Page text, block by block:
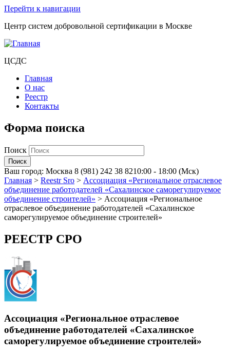
Перейти к навигации
Центр систем добровольной сертификации в Москве
ЦСДС
Главная
О нас
Реестр
Контакты
Форма поиска
Поиск
Ваш город: Москва 8 (981) 242 38 8210:00 - 18:00 (Мск)
Главная > Reestr Sro > Ассоциация «Региональное отраслевое
объединение работодателей «Сахалинское саморегулируемое
объединение строителей» > Ассоциация «Региональное
отраслевое объединение работодателей «Сахалинское
саморегулируемое объединение строителей»
РЕЕСТР СРО
Ассоциация «Региональное отраслевое
объединение работодателей «Сахалинское
саморегулируемое объединение строителей»